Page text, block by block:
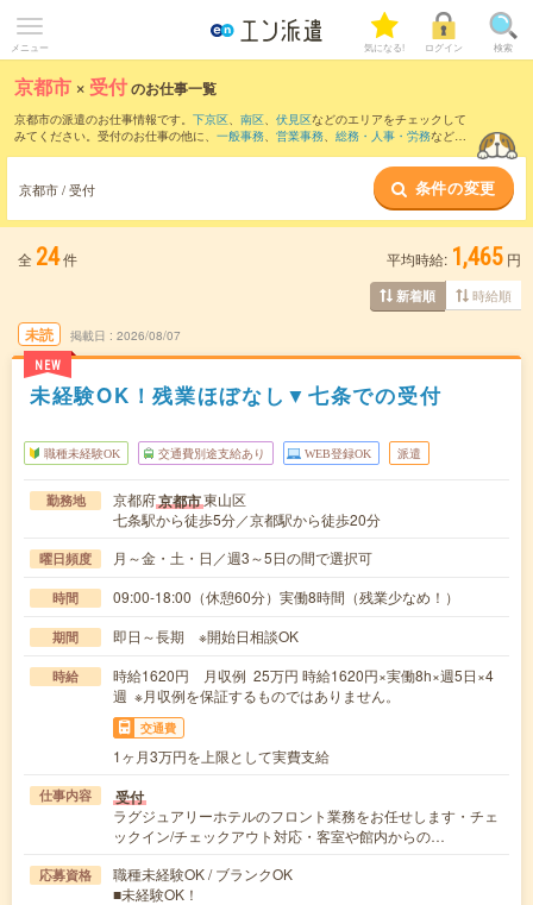
メニュー 気になる! ログイン 検索
京都市 × 受付のお仕事一覧
京都市の派遣のお仕事情報です。 下京区、 南区、 伏見区などのエリアをチェックして
みてください。受付のお仕事の他に、 一般事務、 営業事務、 総務・人事・労務などを
受付のお仕事とは？とは？
京都市 / 受付 条件の変更
全 24件 平均時給: 1,465 円
新着順 時給順
未読
NEW
掲載日 2026/08/07
未経験OK！残業ほぼなし▼七条での受付
職種未経験OK 交通費別途支給あり WEB登録OK 派遣
勤務地 京都府京都市東山区
七条駅から徒歩5分／京都駅から徒歩20分
曜日頻度 月～金・土・日／週3～5日の間で選択可
時間 09:00-18:00（休憩60分）実働8時間（残業少なめ！）
期間 即日～長期 ※開始日相談OK
時給
時給1620円 月収例 25万円 時給1620円×実働8h×週5日×4
週 ※月収例を保証するものではありません。
交通費
1ヶ月3万円を上限として実費支給
仕事内容 受付
ラグジュアリーホテルのフロント業務をお任せします・チェ
ックイン/チェックアウト対応・客室や館内からの…
応募資格
職種未経験OK / ブランクOK
■未経験OK！